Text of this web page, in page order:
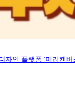
자인 플랫폼 '미리캔버